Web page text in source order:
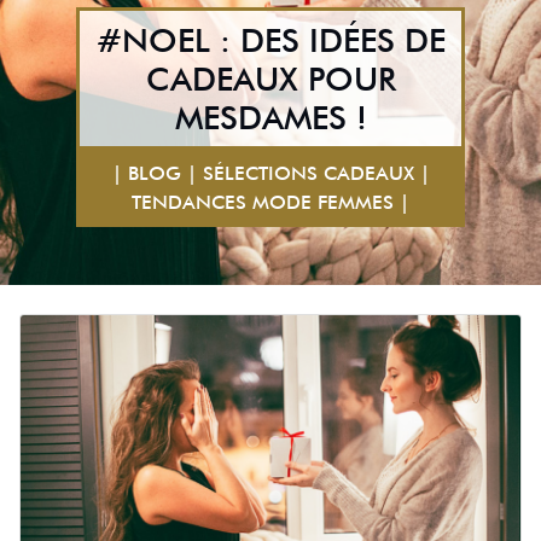
#NOEL : DES IDÉES DE
CADEAUX POUR
MESDAMES !
| BLOG | SÉLECTIONS CADEAUX |
TENDANCES MODE FEMMES |